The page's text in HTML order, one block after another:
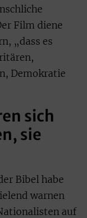
Film diene
„dass es
Demokratie
sich
sie
Bibel habe
warnen
auf